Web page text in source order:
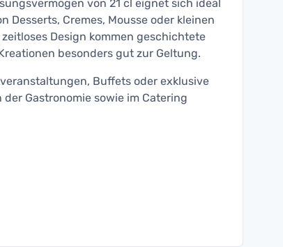
von 21 cl eignet sich ideal
Desserts, Cremes, Mousse oder kleinen
Design kommen geschichtete
besonders gut zur Geltung.
Buffets oder exklusive
Gastronomie sowie im Catering